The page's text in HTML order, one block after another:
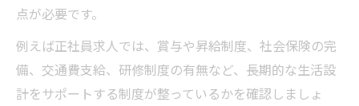
点が必要です。
例えば正社員求人では、賞与や昇給制度、社会保険の完
備、交通費支給、研修制度の有無など、長期的な生活設
計をサポートする制度が整っているかを確認しましょ